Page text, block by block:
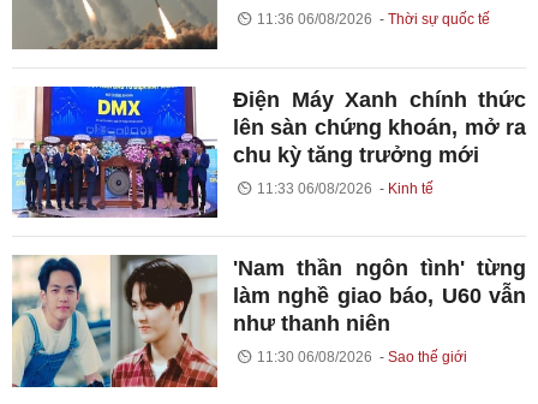
11:36 06/08/2026 Thời sự quốc tế
Điện Máy Xanh chính thức
lên sàn chứng khoán, mở ra
chu kỳ tăng trưởng mới
11:33 06/08/2026 Kinh tế
'Nam thần ngôn tình' từng
làm nghề giao báo, U60 vẫn
như thanh niên
11:30 06/08/2026 Sao thế giới